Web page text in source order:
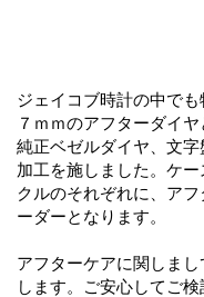
ジェイコブ時計の中で
７ｍｍのアフターダイヤ
純正ベゼルダイヤ、文
加工を施しました。ケ
クルのそれぞれに、ア
ーダーとなります。
アフターケアに関しま
します。ご安心してご検